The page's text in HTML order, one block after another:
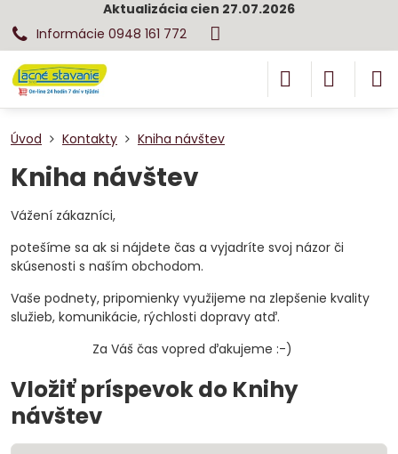
Aktualizácia cien 27.07.2026
Informácie 0948 161 772
Úvod Kontakty Kniha návštev
Kniha návštev
Vážení zákazníci,
potešíme sa ak si nájdete čas a vyjadríte svoj názor či
skúsenosti s naším obchodom.
Vaše podnety, pripomienky využijeme na zlepšenie kvality
služieb, komunikácie, rýchlosti dopravy atď.
Za Váš čas vopred ďakujeme :-)
Vložiť príspevok do Knihy
návštev